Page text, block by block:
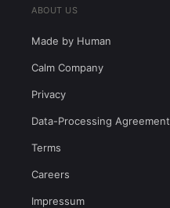
ABOUT US
Made by Human
Calm Company
Privacy
Data-Processing Agreement
Terms
Careers
Impressum